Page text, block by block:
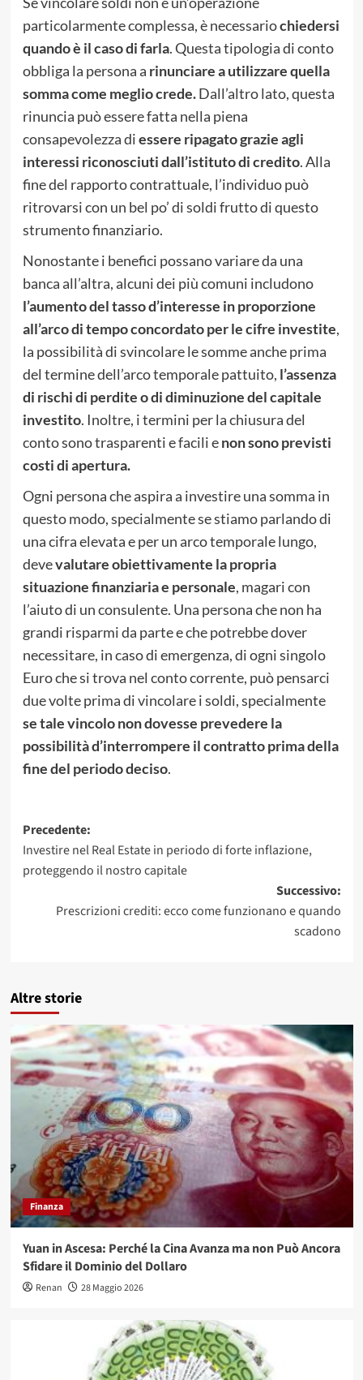
particolarmente complessa, è necessariochiedersi
quando è il caso di farla. Questa tipologia di conto
obbliga la persona a rinunciare a utilizzare quella
somma come meglio crede.Dall’altro lato, questa
rinuncia può essere fatta nella piena
consapevolezza diessere ripagato grazie agli
interessi riconosciuti dall’istituto di credito. Alla
fine del rapporto contrattuale, l’individuo può
ritrovarsi con un bel po’ di soldi frutto di questo
strumento finanziario.
Nonostante i benefici possano variare da una
banca all’altra, alcuni dei più comuni includono
l’aumento del tasso d’interesse in proporzione
all’arco di tempo concordato per le cifre investite,
la possibilità di svincolare le somme anche prima
del termine dell’arco temporale pattuito, l’assenza
di rischi di perdite o di diminuzione del capitale
investito. Inoltre, i termini per la chiusura del
conto sono trasparenti e facili enon sono previsti
costi di apertura.
Ogni persona che aspira a investire una somma in
questo modo, specialmente se stiamo parlando di
una cifra elevata e per un arco temporale lungo,
devevalutare obiettivamente la propria
situazione finanziaria e personale, magari con
l’aiuto di un consulente. Una persona che non ha
grandi risparmi da parte e che potrebbe dover
necessitare, in caso di emergenza, di ogni singolo
Euro che si trova nel conto corrente, può pensarci
due volte prima di vincolare i soldi, specialmente
se tale vincolo non dovesse prevedere la
possibilità d’interrompere il contratto prima della
fine del periodo deciso.
Navigazione
articolo
Precedente:
Investire nel Real Estate in periodo di forte inflazione,
proteggendo il nostro capitale
Successivo:
Prescrizioni crediti: ecco come funzionano e quando
scadono
Altre storie
Finanza
Yuan in Ascesa: Perché la Cina Avanza ma non Può Ancora
Sfidare il Dominio del Dollaro
Renan 28 Maggio 2026